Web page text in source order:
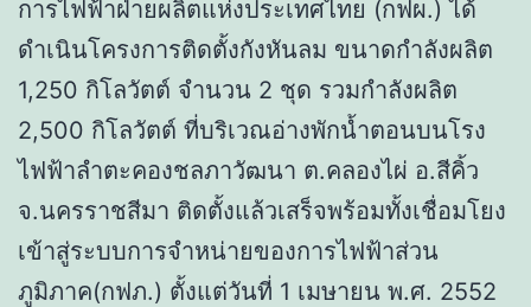
การไฟฟ้าฝ่ายผลิตแห่งประเทศไทย (กฟผ.) ได้
ดำเนินโครงการติดตั้งกังหันลม ขนาดกำลังผลิต
1,250 กิโลวัตต์ จำนวน 2 ชุด รวมกำลังผลิต
2,500 กิโลวัตต์ ที่บริเวณอ่างพักน้ำตอนบนโรง
ไฟฟ้าลำตะคองชลภาวัฒนา ต.คลองไผ่ อ.สีคิ้ว
จ.นครราชสีมา ติดตั้งแล้วเสร็จพร้อมทั้งเชื่อมโยง
เข้าสู่ระบบการจำหน่ายของการไฟฟ้าส่วน
ภูมิภาค(กฟภ.) ตั้งแต่วันที่ 1 เมษายน พ.ศ. 2552